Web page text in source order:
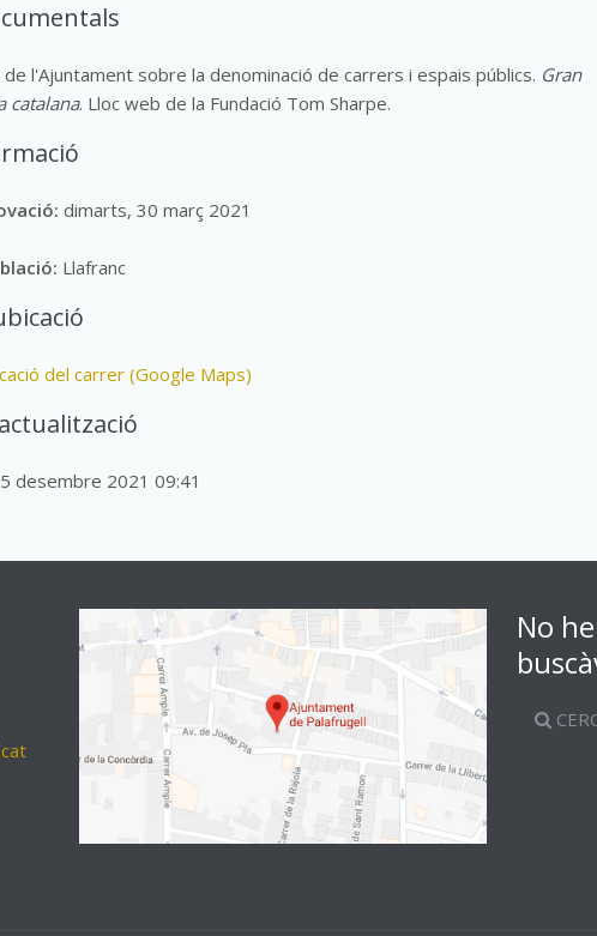
de l'Ajuntament sobre la denominació de carrers i espais públics. Gran
catalana. Lloc web de la Fundació Tom Sharpe.
dimarts, 30 març 2021
Llafranc
del carrer (Google Maps)
desembre 2021 09:41
No